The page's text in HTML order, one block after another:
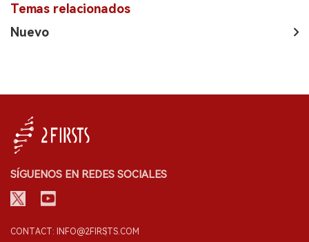
Temas relacionados
Nuevo
SÍGUENOS EN REDES SOCIALES
CONTACT: INFO@2FIRSTS.COM